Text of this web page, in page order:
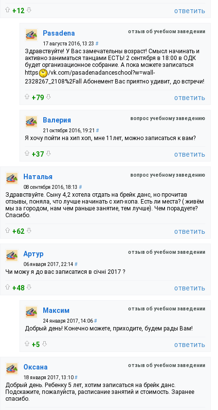
+12 ответить
отзыв об учебном заведении
Pasadena
17 августа 2016, 13:23 #
Здравствуйте! У Вас замечательны возраст! Смысл начинать и
активно заниматься танцами ЕСТЬ! 2 сентября в 18:00 в ОДК
будет организационное собрание. А пока можете записаться
https
/vk.com/pasadenadanceschool?w=wall-
2328267_2108%2Fall Абонемент Вас приятно удивит, до встречи!
+79 ответить
вопрос учебному заведению
Валерия
21 октября 2016, 19:21 #
Я хочу пойти на хип хоп, мне 11лет, можно записаться к вам?
+37 ответить
вопрос учебному заведению
Наталья
08 сентября 2016, 18:13 #
Здравствуйте. Сыну 4,2 хотела отдать на брейк данс, но прочитав
отзывы, поняла, что лучше начинать с хип-хопа. Есть ли места? ( живём
мы за городом, нам чем раньше занятие, тем лучше). Чем порадуете?
Спасибо.
+62 ответить
отзыв об учебном заведении
Артур
06 января 2017, 22:14 #
Чи можу я до вас записатися в січні 2017 ?
+48 ответить
отзыв об учебном заведении
Максим
24 января 2017, 14:06#
Добрый день! Конечно можете, приходите, будем рады Вам!
+5 ответить
отзыв об учебном заведении
Оксана
18 января 2017, 13:10#
Добрый день. Ребенку 5 лет, хотим записаться на брейк данс.
Подскажите, пожалуйста, расписание занятий и стоимость. Заранее
спасибо.